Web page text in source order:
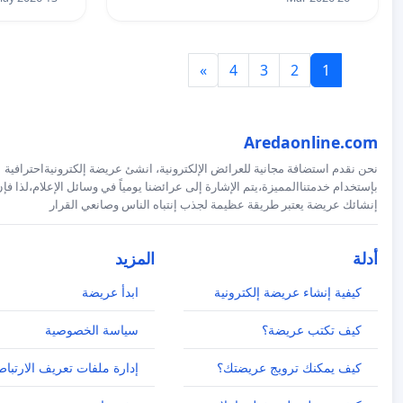
1
2
3
4
»
Aredaonline.com
نحن نقدم استضافة مجانية للعرائض الإلكترونية، انشئ عريضة إلكترونيةاحترافية
بإستخدام خدمتناالمميزة،يتم الإشارة إلى عرائضنا يومياً في وسائل الإعلام،لذا
إنشائك عريضة يعتبر طريقة عظيمة لجذب إنتباه الناس وصانعي القرار
أدلة
كيفية إنشاء عريضة إلكترونية
كيف تكتب عريضة؟
كيف يمكنك ترويج عريضتك؟
المزيد
ابدأ عريضة
سياسة الخصوصية
إدارة ملفات تعريف